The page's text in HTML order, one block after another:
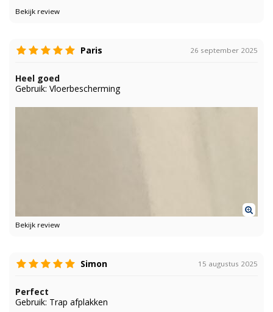
Bekijk review
Paris 26 september 2025
Heel goed
Gebruik: Vloerbescherming
Bekijk review
Simon 15 augustus 2025
Perfect
Gebruik: Trap afplakken